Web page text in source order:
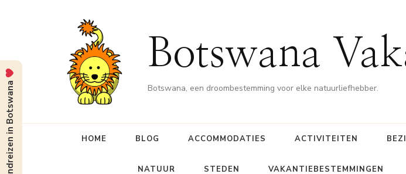
Botswana
Botswana, een droombestemming voor elke natuurliefhebber.
HOME BLOG ACCOMMODATIES ACTIVITEITEN
NATUUR STEDEN VAKANTIEBESTEMMINGEN
Rondreizen in Botswana